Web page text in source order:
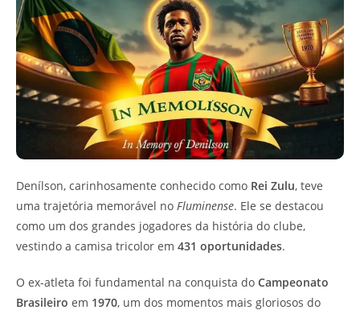
Denílson, carinhosamente conhecido como Rei Zulu, teve
uma trajetória memorável no Fluminense. Ele se destacou
como um dos grandes jogadores da história do clube,
vestindo a camisa tricolor em 431 oportunidades.
O ex-atleta foi fundamental na conquista do Campeonato
Brasileiro em 1970, um dos momentos mais gloriosos do